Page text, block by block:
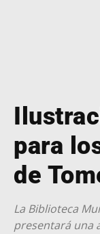
para
de
La Biblioteca
presentará una